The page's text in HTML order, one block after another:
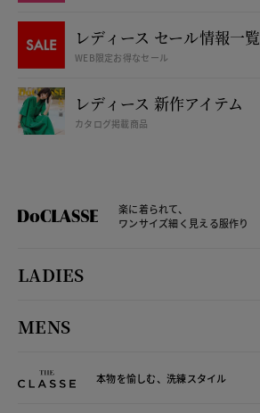
レディース セール情報一覧
WEB限定お得なセール
レディース 新作アイテム
カタログ掲載商品
楽に着られて、
ワンサイズ細く見える服作り
LADIES
MENS
本物を愉しむ、洗練スタイル